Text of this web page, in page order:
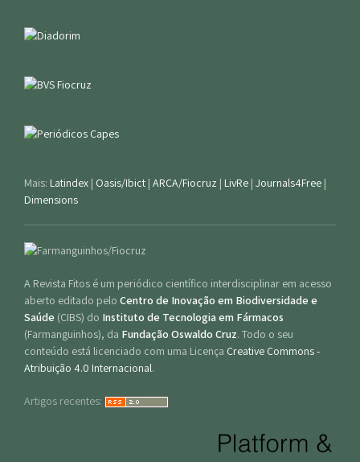
Mais: Latindex | Oasis/Ibict | ARCA/Fiocruz | LivRe | Journals4Free |
Dimensions
A Revista Fitos é um periódico científico interdisciplinar em acesso
aberto editado pelo Centro de Inovação em Biodiversidade e
Saúde (CIBS) do Instituto de Tecnologia em Fármacos
(Farmanguinhos), da Fundação Oswaldo Cruz. Todo o seu
conteúdo está licenciado com uma Licença Creative Commons -
Atribuição 4.0 Internacional.
Artigos recentes: